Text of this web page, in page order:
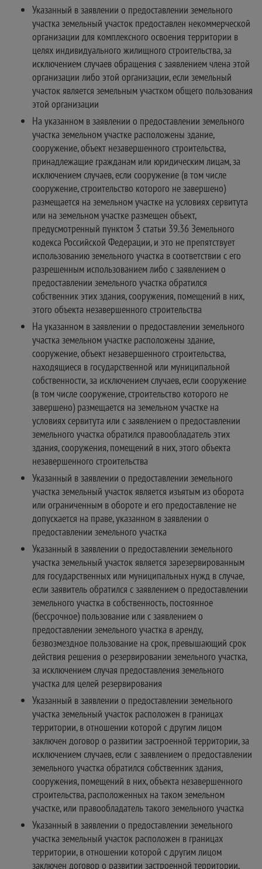
Указанный в заявлении о предоставлении земельного
участка земельный участок предоставлен некоммерческой
организации для комплексного освоения территории в
целях индивидуального жилищного строительства, за
исключением случаев обращения с заявлением члена этой
организации либо этой организации, если земельный
участок является земельным участком общего пользования
этой организации
На указанном в заявлении о предоставлении земельного
участка земельном участке расположены здание,
сооружение, объект незавершенного строительства,
принадлежащие гражданам или юридическим лицам, за
исключением случаев, если сооружение (в том числе
сооружение, строительство которого не завершено)
размещается на земельном участке на условиях сервитута
или на земельном участке размещен объект,
предусмотренный пунктом 3 статьи 39.36 Земельного
кодекса Российской Федерации, и это не препятствует
использованию земельного участка в соответствии с его
разрешенным использованием либо с заявлением о
предоставлении земельного участка обратился
собственник этих здания, сооружения, помещений в них,
этого объекта незавершенного строительства
На указанном в заявлении о предоставлении земельного
участка земельном участке расположены здание,
сооружение, объект незавершенного строительства,
находящиеся в государственной или муниципальной
собственности, за исключением случаев, если сооружение
(в том числе сооружение, строительство которого не
завершено) размещается на земельном участке на
условиях сервитута или с заявлением о предоставлении
земельного участка обратился правообладатель этих
здания, сооружения, помещений в них, этого объекта
незавершенного строительства
Указанный в заявлении о предоставлении земельного
участка земельный участок является изъятым из оборота
или ограниченным в обороте и его предоставление не
допускается на праве, указанном в заявлении о
предоставлении земельного участка
Указанный в заявлении о предоставлении земельного
участка земельный участок является зарезервированным
для государственных или муниципальных нужд в случае,
если заявитель обратился с заявлением о предоставлении
земельного участка в собственность, постоянное
(бессрочное) пользование или с заявлением о
предоставлении земельного участка в аренду,
безвозмездное пользование на срок, превышающий срок
действия решения о резервировании земельного участка,
за исключением случая предоставления земельного
участка для целей резервирования
Указанный в заявлении о предоставлении земельного
участка земельный участок расположен в границах
территории, в отношении которой с другим лицом
заключен договор о развитии застроенной территории, за
исключением случаев, если с заявлением о предоставлении
земельного участка обратился собственник здания,
сооружения, помещений в них, объекта незавершенного
строительства, расположенных на таком земельном
участке, или правообладатель такого земельного участка
Указанный в заявлении о предоставлении земельного
участка земельный участок расположен в границах
территории, в отношении которой с другим лицом
заключен договор о развитии застроенной территории,